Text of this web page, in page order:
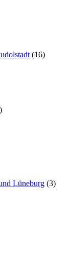
(16)
Lüneburg (3)